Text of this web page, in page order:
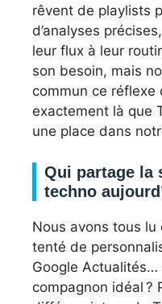
rêvent de playlists
d’analyses
leur flux à leur
son besoin, mais
commun ce réflexe
exactement là que
une place dans
Qui partage la
techno
Nous avons tous lu
tenté de
Google Actualités…
compagnon idéal ?